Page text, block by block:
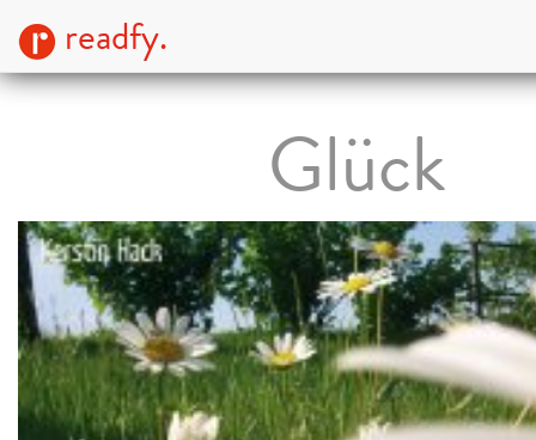
readfy.
Glück